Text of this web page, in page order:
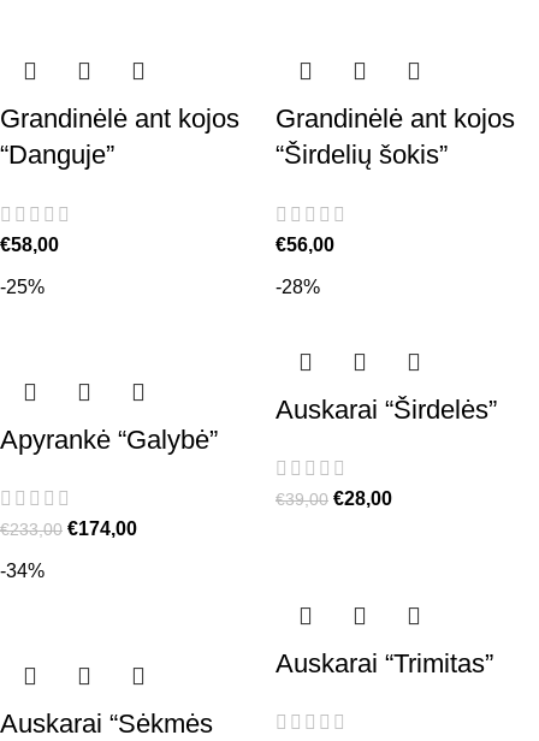
Grandinėlė ant kojos
“Danguje”
€58,00
Grandinėlė ant kojos
“Širdelių šokis”
€56,00
-25%
Apyrankė “Galybė”
€233,00 €174,00
-28%
Auskarai “Širdelės”
€39,00 €28,00
-34%
Auskarai “Sėkmės
Auskarai “Trimitas”